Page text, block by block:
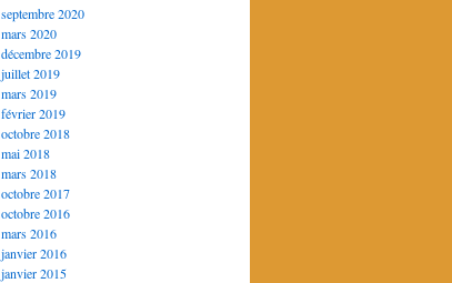
septembre 2020
mars 2020
décembre 2019
juillet 2019
mars 2019
février 2019
octobre 2018
mai 2018
mars 2018
octobre 2017
octobre 2016
mars 2016
janvier 2016
janvier 2015